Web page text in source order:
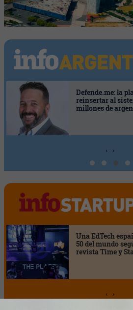
Solunion
en América
nombramientos
‹ ›
Startups por el
ecosistema
soluciones frente
‹ ›